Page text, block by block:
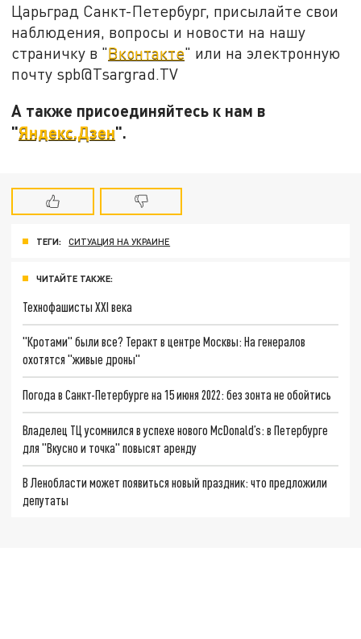
Царьград Санкт-Петербург, присылайте свои
наблюдения, вопросы и новости на нашу
страничку в "Вконтакте" или на электронную
почту spb@Tsargrad.TV
А также присоединяйтесь к нам в
"Яндекс.Дзен".
ТЕГИ: СИТУАЦИЯ НА УКРАИНЕ
ЧИТАЙТЕ ТАКЖЕ:
Технофашисты XXI века
"Кротами" были все? Теракт в центре Москвы: На генералов
охотятся "живые дроны"
Погода в Санкт-Петербурге на 15 июня 2022: без зонта не обойтись
Владелец ТЦ усомнился в успехе нового McDonald’s: в Петербурге
для "Вкусно и точка" повысят аренду
В Ленобласти может появиться новый праздник: что предложили
депутаты